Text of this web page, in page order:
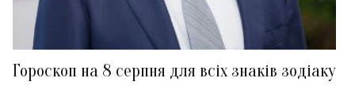
Гороскоп на 8 серпня для всіх знаків зодіаку